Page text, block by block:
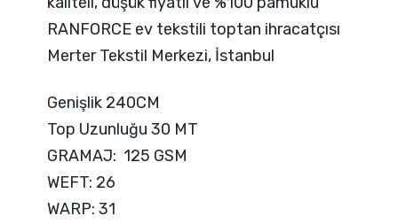
RANFORCE ev tekstili toptan ihracatçısı
Merter Tekstil Merkezi, İstanbul
Genişlik 240CM
Top Uzunluğu 30 MT
GRAMAJ: 125 GSM
WEFT: 26
WARP: 31